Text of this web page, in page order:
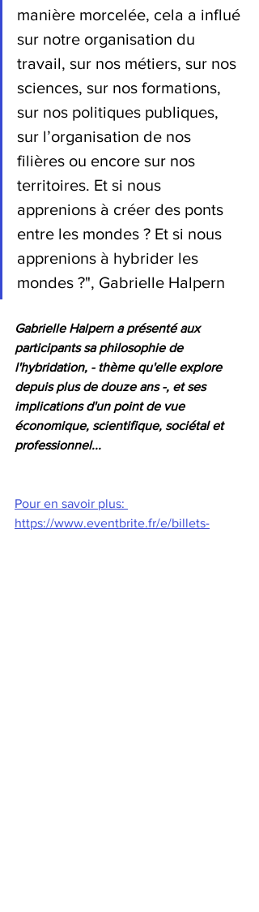
manière morcelée, cela a influé
sur notre organisation du
travail, sur nos métiers, sur nos
sciences, sur nos formations,
sur nos politiques publiques,
sur l’organisation de nos
filières ou encore sur nos
territoires. Et si nous
apprenions à créer des ponts
entre les mondes ? Et si nous
apprenions à hybrider les
mondes ?", Gabrielle Halpern
Gabrielle Halpern a présenté aux
participants sa philosophie de
l'hybridation, - thème qu'elle explore
depuis plus de douze ans -, et ses
implications d'un point de vue
économique, scientifique, sociétal et
professionnel...
Pour en savoir plus:
https://www.eventbrite.fr/e/billets-